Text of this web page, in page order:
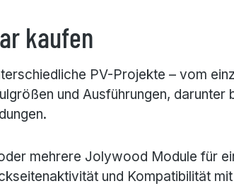
kaufen
PV-Projekte – vom
und Ausführungen,
mehrere Jolywood Module für
und Kompatibilität